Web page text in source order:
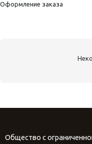
Оформление заказа
Общество с